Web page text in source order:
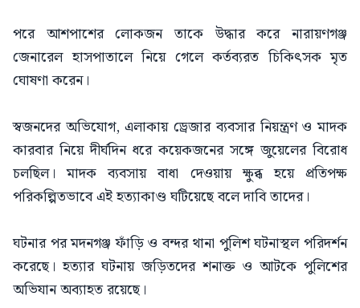
পরে আশপাশের লোকজন তাকে উদ্ধার করে নারায়ণগঞ্জ
জেনারেল হাসপাতালে নিয়ে গেলে কর্তব্যরত চিকিৎসক মৃত
ঘোষণা করেন।
স্বজনদের অভিযোগ, এলাকায় ড্রেজার ব্যবসার নিয়ন্ত্রণ ও মাদক
কারবার নিয়ে দীর্ঘদিন ধরে কয়েকজনের সঙ্গে জুয়েলের বিরোধ
চলছিল। মাদক ব্যবসায় বাধা দেওয়ায় ক্ষুব্ধ হয়ে প্রতিপক্ষ
পরিকল্পিতভাবে এই হত্যাকাণ্ড ঘটিয়েছে বলে দাবি তাদের।
ঘটনার পর মদনগঞ্জ ফাঁড়ি ও বন্দর থানা পুলিশ ঘটনাস্থল পরিদর্শন
করেছে। হত্যার ঘটনায় জড়িতদের শনাক্ত ও আটকে পুলিশের
অভিযান অব্যাহত রয়েছে।